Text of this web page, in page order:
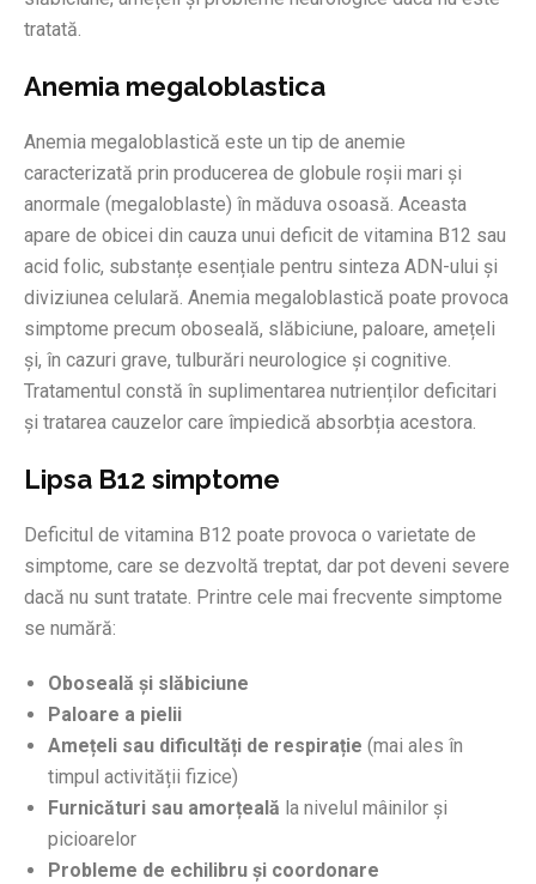
tratată.
Anemia megaloblastica
Anemia megaloblastică este un tip de anemie
caracterizată prin producerea de globule roșii mari și
anormale (megaloblaste) în măduva osoasă. Aceasta
apare de obicei din cauza unui deficit de vitamina B12 sau
acid folic, substanțe esențiale pentru sinteza ADN-ului și
diviziunea celulară. Anemia megaloblastică poate provoca
simptome precum oboseală, slăbiciune, paloare, amețeli
și, în cazuri grave, tulburări neurologice și cognitive.
Tratamentul constă în suplimentarea nutrienților deficitari
și tratarea cauzelor care împiedică absorbția acestora.
Lipsa B12 simptome
Deficitul de vitamina B12 poate provoca o varietate de
simptome, care se dezvoltă treptat, dar pot deveni severe
dacă nu sunt tratate. Printre cele mai frecvente simptome
se numără:
Oboseală și slăbiciune
Paloare a pielii
Amețeli sau dificultăți de respirație (mai ales în
timpul activității fizice)
Furnicături sau amorțeală la nivelul mâinilor și
picioarelor
Probleme de echilibru și coordonare